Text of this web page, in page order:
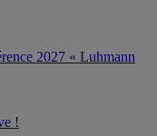
2027 « Luhmann
!